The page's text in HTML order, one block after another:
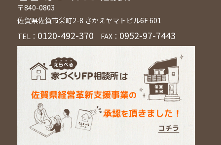
〒840-0803
佐賀県佐賀市栄町2-8 さかえヤマトビル6F 601
TEL： 0120-492-370 FAX： 0952-97-7443